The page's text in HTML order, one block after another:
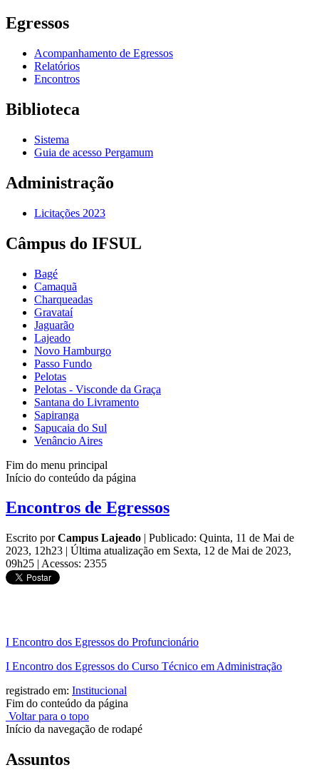
Egressos
Acompanhamento de Egressos
Relatórios
Encontros
Biblioteca
Sistema
Guia de acesso Pergamum
Administração
Licitações 2023
Câmpus do IFSUL
Bagé
Camaquã
Charqueadas
Gravataí
Jaguarão
Lajeado
Novo Hamburgo
Passo Fundo
Pelotas
Pelotas - Visconde da Graça
Santana do Livramento
Sapiranga
Sapucaia do Sul
Venâncio Aires
Fim do menu principal
Início do conteúdo da página
Encontros de Egressos
Escrito porCampus Lajeado | Publicado: Quinta, 11 de Mai de
2023, 12h23 | Última atualização em Sexta, 12 de Mai de 2023,
09h25 | Acessos: 2355
I Encontro dos Egressos do Profuncionário
I Encontro dos Egressos do Curso Técnico em Administração
registrado em: Institucional
Fim do conteúdo da página
Voltar para o topo
Início da navegação de rodapé
Assuntos